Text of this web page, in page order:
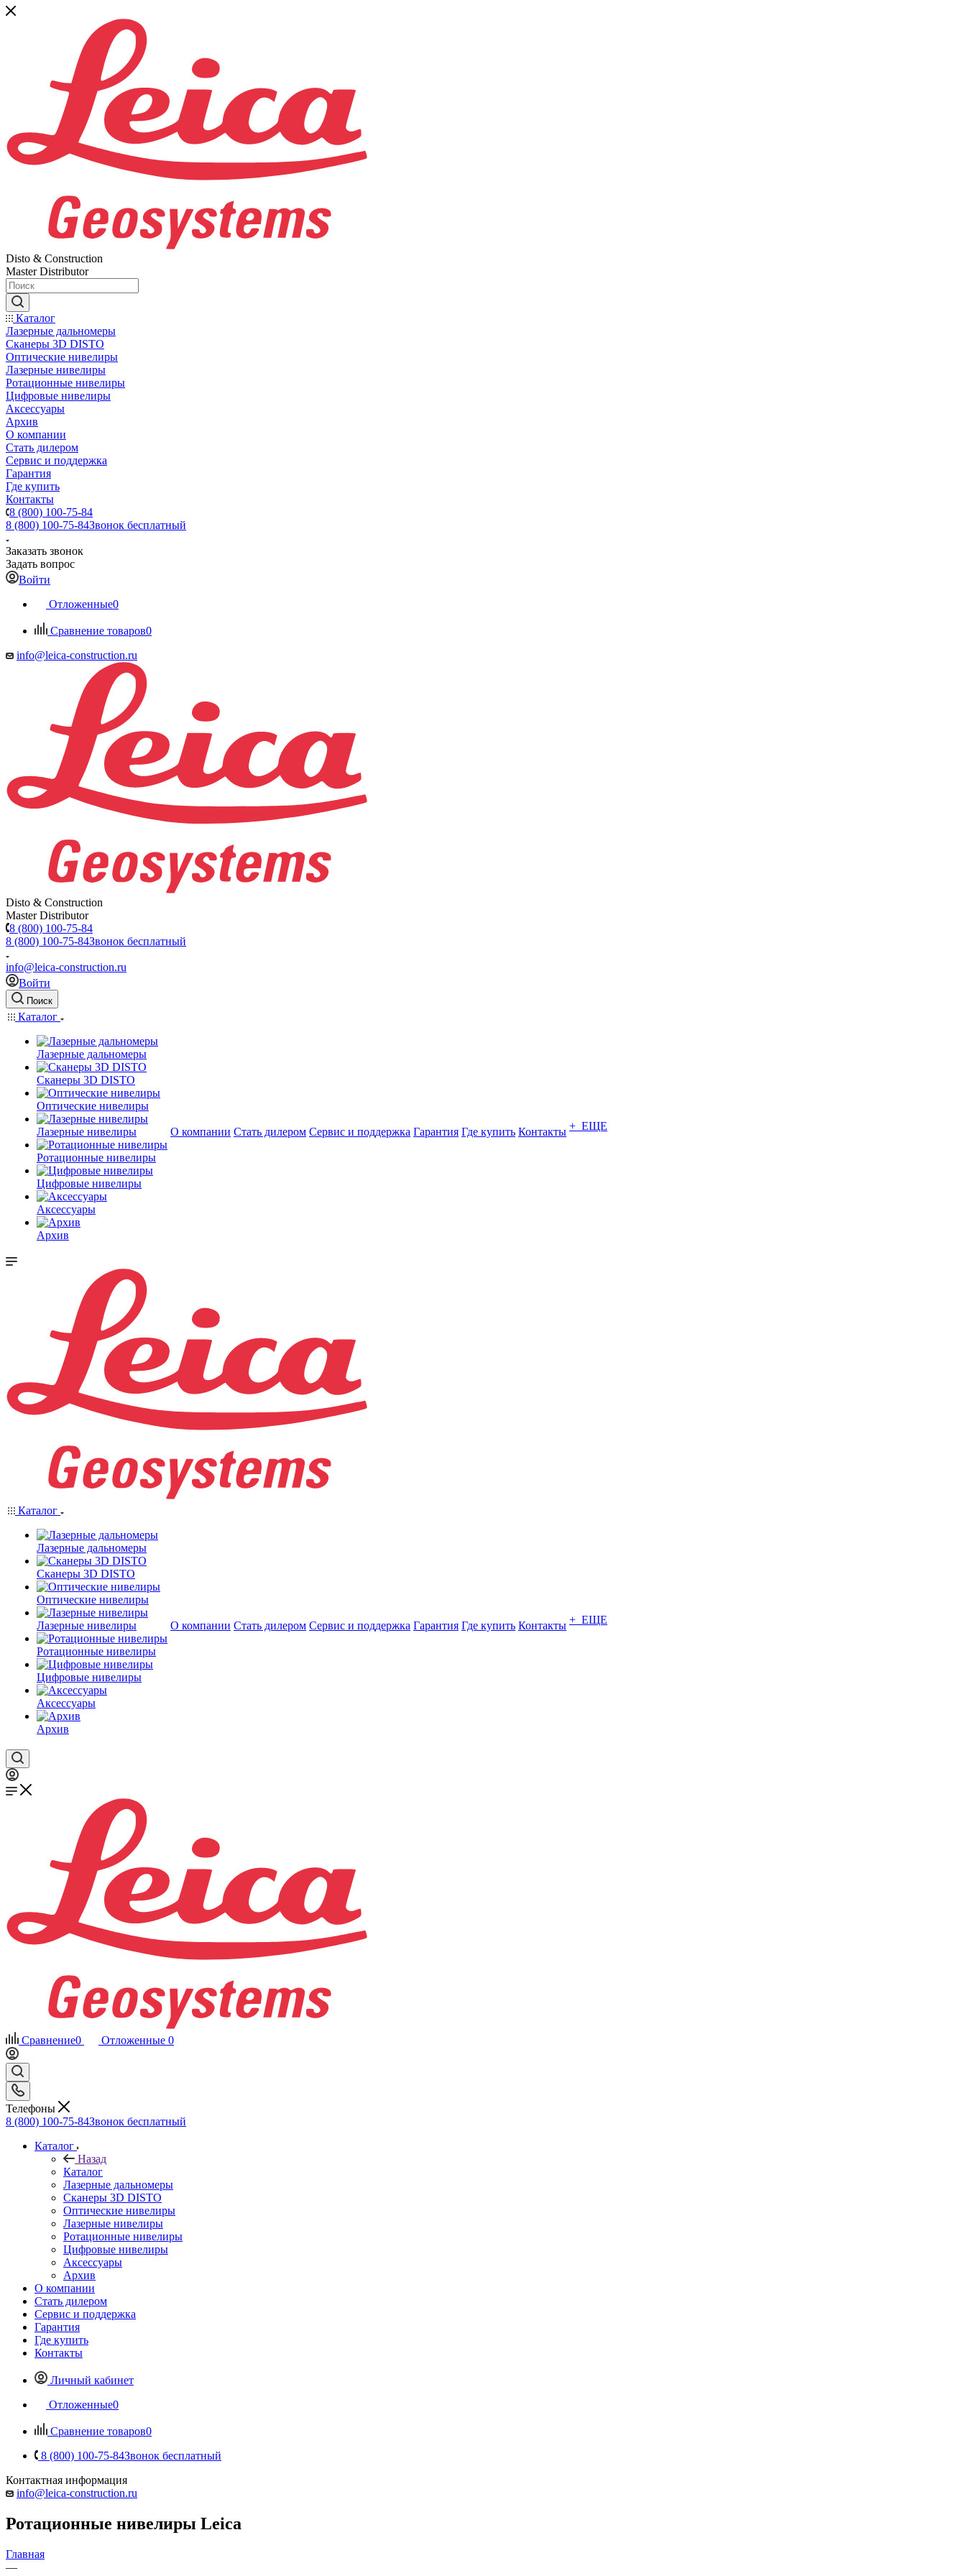
Disto & Construction
Master Distributor
Каталог
Лазерные дальномеры
Сканеры 3D DISTO
Оптические нивелиры
Лазерные нивелиры
Ротационные нивелиры
Цифровые нивелиры
Аксессуары
Архив
О компании
Стать дилером
Сервис и поддержка
Гарантия
Где купить
Контакты
8 (800) 100-75-84
8 (800) 100-75-84Звонок бесплатный
Заказать звонок
Задать вопрос
Войти
Отложенные0
Сравнение товаров0
info@leica-construction.ru
Disto & Construction
Master Distributor
8 (800) 100-75-84
8 (800) 100-75-84Звонок бесплатный
info@leica-construction.ru
Войти
Поиск
Каталог
Лазерные дальномеры
Сканеры 3D DISTO
Оптические нивелиры
Лазерные нивелиры
Ротационные нивелиры
Цифровые нивелиры
Аксессуары
Архив
О компании Стать дилером Сервис и поддержка Гарантия Где купить Контакты + ЕЩЕ
Каталог
Лазерные дальномеры
Сканеры 3D DISTO
Оптические нивелиры
Лазерные нивелиры
Ротационные нивелиры
Цифровые нивелиры
Аксессуары
Архив
О компании Стать дилером Сервис и поддержка Гарантия Где купить Контакты + ЕЩЕ
Сравнение0 Отложенные 0
Телефоны
8 (800) 100-75-84Звонок бесплатный
Каталог
Назад
Каталог
Лазерные дальномеры
Сканеры 3D DISTO
Оптические нивелиры
Лазерные нивелиры
Ротационные нивелиры
Цифровые нивелиры
Аксессуары
Архив
О компании
Стать дилером
Сервис и поддержка
Гарантия
Где купить
Контакты
Личный кабинет
Отложенные0
Сравнение товаров0
8 (800) 100-75-84Звонок бесплатный
Контактная информация
info@leica-construction.ru
Ротационные нивелиры Leica
Главная
—